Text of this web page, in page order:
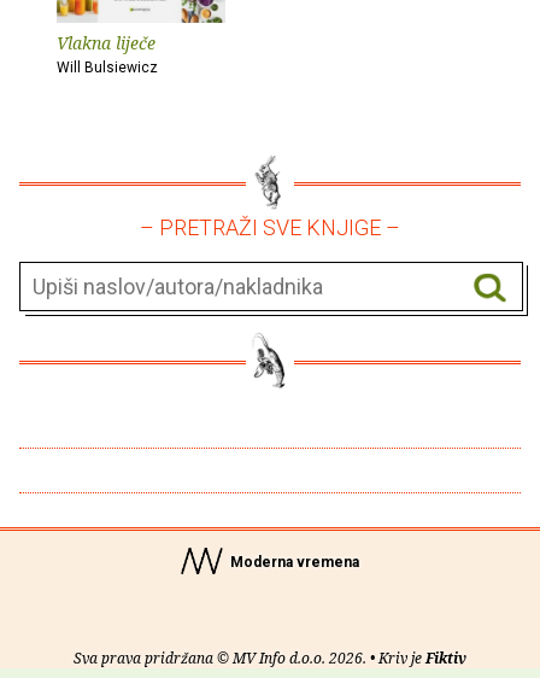
Vlakna liječe
Will Bulsiewicz
– PRETRAŽI SVE KNJIGE –
Moderna vremena
Sva prava pridržana © MV Info d.o.o. 2026. • Kriv jeFiktiv